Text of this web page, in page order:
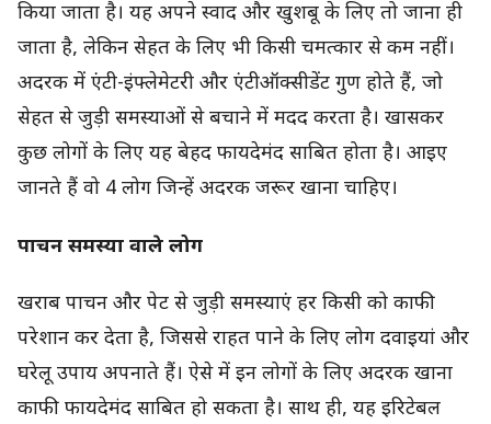
किया जाता है। यह अपने स्वाद और खुशबू के लिए तो जाना ही
जाता है, लेकिन सेहत के लिए भी किसी चमत्कार से कम नहीं।
अदरक में एंटी-इंफ्लेमेटरी और एंटीऑक्सीडेंट गुण होते हैं, जो
सेहत से जुड़ी समस्याओं से बचाने में मदद करता है। खासकर
कुछ लोगों के लिए यह बेहद फायदेमंद साबित होता है। आइए
जानते हैं वो 4 लोग जिन्हें अदरक जरूर खाना चाहिए।
पाचन समस्या वाले लोग
खराब पाचन और पेट से जुड़ी समस्याएं हर किसी को काफी
परेशान कर देता है, जिससे राहत पाने के लिए लोग दवाइयां और
घरेलू उपाय अपनाते हैं। ऐसे में इन लोगों के लिए अदरक खाना
काफी फायदेमंद साबित हो सकता है। साथ ही, यह इरिटेबल